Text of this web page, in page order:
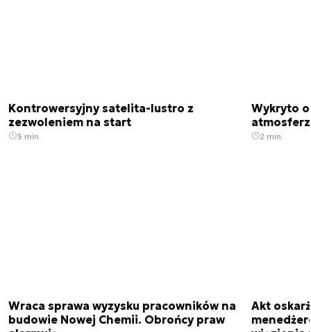
Kontrowersyjny satelita-lustro z
zezwoleniem na start
3 min.
Wykryto
2 min.
Wraca sprawa wyzysku pracowników na
budowie Nowej Chemii. Obrońcy praw
Akt